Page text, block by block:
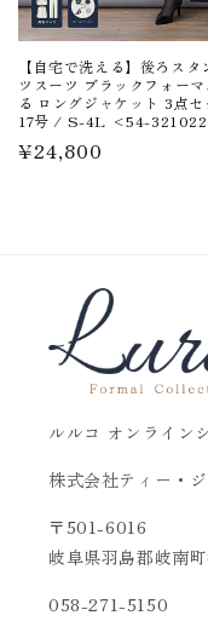
【自宅で洗える】後ろスタ
ツスーツ ブラックフォーマ
る ロングジャケット 3点
17号 / S-4L <54-
通
¥24,800
ルルコ オンライン
株式会社ティー・
〒501-6016
岐阜県羽島郡岐南
058-271-5150